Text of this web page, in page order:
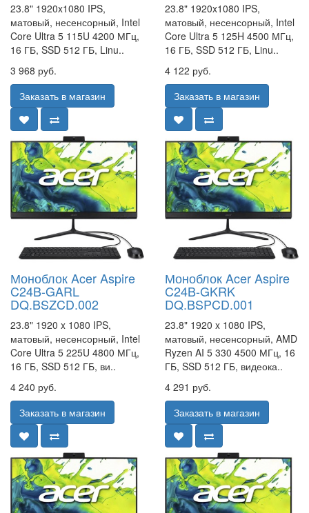
23.8" 1920x1080 IPS,
матовый, несенсорный, Intel
Core Ultra 5 115U 4200 МГц,
16 ГБ, SSD 512 ГБ, Linu..
3 968 руб.
Заказать в магазин
23.8" 1920x1080 IPS,
матовый, несенсорный, Intel
Core Ultra 5 125H 4500 МГц,
16 ГБ, SSD 512 ГБ, Linu..
4 122 руб.
Заказать в магазин
Моноблок Acer Aspire
C24B-GARL
DQ.BSZCD.002
23.8" 1920 x 1080 IPS,
матовый, несенсорный, Intel
Core Ultra 5 225U 4800 МГц,
16 ГБ, SSD 512 ГБ, ви..
4 240 руб.
Заказать в магазин
Моноблок Acer Aspire
C24B-GKRK
DQ.BSPCD.001
23.8" 1920 x 1080 IPS,
матовый, несенсорный, AMD
Ryzen AI 5 330 4500 МГц, 16
ГБ, SSD 512 ГБ, видеока..
4 291 руб.
Заказать в магазин